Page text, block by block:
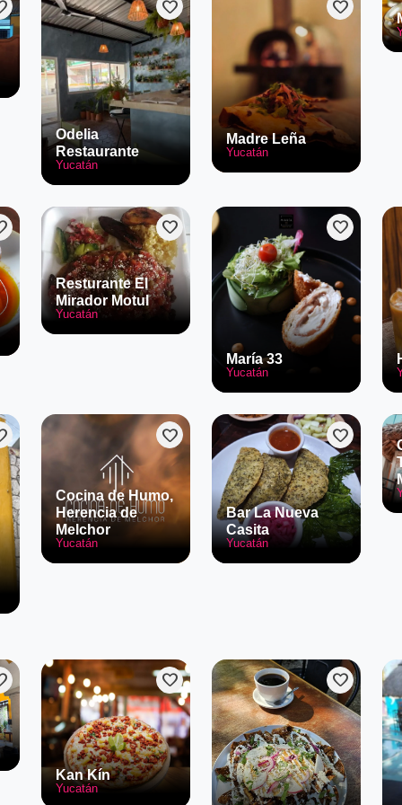
favorite
Odelia
Restaurante
Yucatán
favorite
Madre Leña
Yucatán
favorite
Resturante El
Mirador Motul
Yucatán
favorite
María 33
Yucatán
favorite
Cocina de Humo,
Herencia de
Melchor
Yucatán
favorite
Bar La Nueva
Casita
Yucatán
favorite
Kan Kín
Yucatán
favorite